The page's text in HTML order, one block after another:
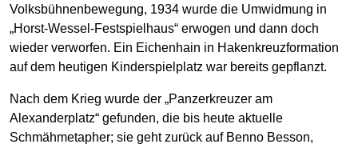
Volksbühnenbewegung, 1934 wurde die Umwidmung in
„Horst-Wessel-Festspielhaus“ erwogen und dann doch
wieder verworfen. Ein Eichenhain in Hakenkreuzformation
auf dem heutigen Kinderspielplatz war bereits gepflanzt.
Nach dem Krieg wurde der „Panzerkreuzer am
Alexanderplatz“ gefunden, die bis heute aktuelle
Schmähmetapher; sie geht zurück auf Benno Besson,